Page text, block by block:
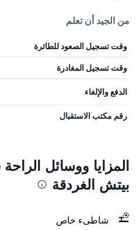
من الجيد أن تعلم
وقت تسجيل الصعود للطائرة
وقت تسجيل المغادرة
الدفع والإلغاء
رقم مكتب الاستقبال
المزايا ووسائل
بيتش الغردقة
شاطىء خاص